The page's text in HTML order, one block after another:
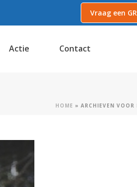
Vraag een
Actie Contact
HOME » ARCHIEVEN VOOR